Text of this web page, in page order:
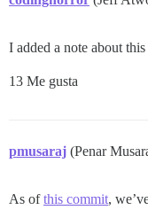
I added a note about
13 Me gusta
pmusaraj (Penar
As ofthis commit,